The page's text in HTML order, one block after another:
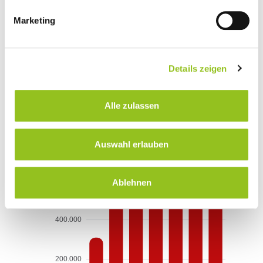
Marketing
Details zeigen
Alle zulassen
Auswahl erlauben
Ablehnen